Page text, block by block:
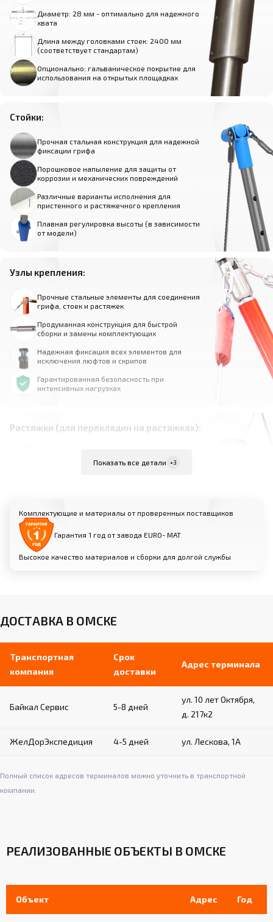
Диаметр: 28 мм - оптимально для надежного
хвата
Длина между головками стоек: 2400 мм
(соответствует стандартам)
Опционально: гальваническое покрытие для
использования на открытых площадках
Стойки:
Прочная стальная конструкция для надежной
фиксации грифа
Порошковое напыление для защиты от
коррозии и механических повреждений
Различные варианты исполнения для
пристенного и растяжечного крепления
Плавная регулировка высоты (в зависимости
от модели)
Узлы крепления:
Прочные стальные элементы для соединения
грифа, стоек и растяжек
Продуманная конструкция для быстрой
сборки и замены комплектующих
Надежная фиксация всех элементов для
исключения люфтов и скрипов
Гарантированная безопасность при
интенсивных нагрузках
Растяжки (для перекладин на растяжках):
максимальной устойчивости
Возможность индивидуальной настройки
натяжения для оптимальной жесткости
Прочные металлические анкеры для фиксации
к стене
Возможность установки на различные типы
стен (бетон, кирпич и т.д.)
Обеспечивают надежность и устойчивость
необходимости
Показать все детали +3
Комплектующие и материалы от проверенных поставщиков
Гарантия 1 год от завода EURO- МАТ
Высокое качество материалов и сборки для долгой службы
ДОСТАВКА В ОМСКЕ
Транспортная
компания
Срок
доставки
Адрес терминала
Байкал Сервис 5-8 дней
ул. 10 лет Октября,
д. 217к2
ЖелДорЭкспедиция 4-5 дней ул. Лескова, 1А
Полный список адресов терминалов можно уточнить в транспортной
компании.
РЕАЛИЗОВАННЫЕ ОБЪЕКТЫ В ОМСКЕ
Объект Адрес Год